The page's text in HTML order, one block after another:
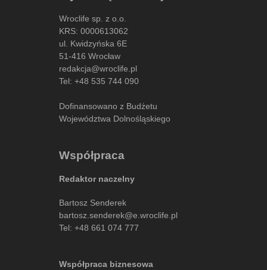
Wroclife sp. z o.o.
KRS: 0000613062
ul. Kwidzyńska 6E
51-416 Wrocław
redakcja@wroclife.pl
Tel: +48 535 744 090
Dofinansowano z Budżetu
Województwa Dolnośląskiego
Współpraca
Redaktor naczelny
Bartosz Senderek
bartosz.senderek@e.wroclife.pl
Tel: +48 661 074 777
Współpraca biznesowa